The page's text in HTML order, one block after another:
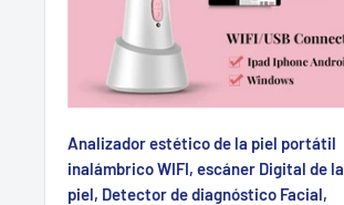
Analizador estético de la piel portátil
inalámbrico WIFI, escáner Digital de la
piel, Detector de diagnóstico Facial,